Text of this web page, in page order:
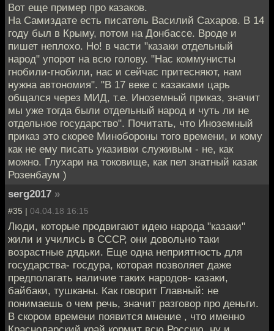
Вот еще пример про казаков.
На Самиздате есть писатель Василий Сахаров. В 14
году был в Крыму, потом на Донбассе. Вроде и
пишет неплохо. Но! в части "казаки отдельный
народ" упорот на всю голову. "Нас коммунисты
гнобили-гнобили, нас и сейчас притесняют, нам
нужна автономия". "В 17 веке с казаками царь
общался через МИД, т.е. Иноземный приказ, значит
мы уже тогда были отдельный народ и чуть ли не
отдельное государство". Почитать, что Иноземный
приказ это скорее Минобороны того времени, и кому
как не ему писать указивки служивым - не, как
можно. Глухари на токовище, как пел знатный казак
Розенбаум )
serg2017 »
#35 | 04.04.18 16:15
Люди, которые продвигают идею народа "казаки"
жили и учились в СССР, они довольно таки
возрастные дядьки. Еще одна неприятность для
государства- госдура, которая позволяет даже
предполагать наличие таких народов- казаки,
байбаки, тушканы. Как говорит Главный: не
понимаешь о чем речь, значит разговор про деньги.
В скором времени появится мнение , что именно